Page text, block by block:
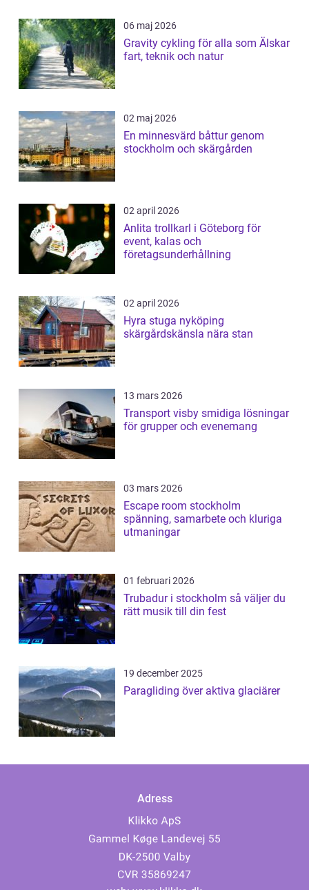
06 maj 2026
Gravity cykling för alla som Älskar
fart, teknik och natur
02 maj 2026
En minnesvärd båttur genom
stockholm och skärgården
02 april 2026
Anlita trollkarl i Göteborg för
event, kalas och
företagsunderhållning
02 april 2026
Hyra stuga nyköping
skärgårdskänsla nära stan
13 mars 2026
Transport visby smidiga lösningar
för grupper och evenemang
03 mars 2026
Escape room stockholm
spänning, samarbete och kluriga
utmaningar
01 februari 2026
Trubadur i stockholm så väljer du
rätt musik till din fest
19 december 2025
Paragliding över aktiva glaciärer
Adress